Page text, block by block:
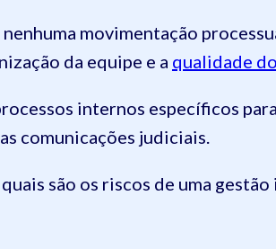
movimentação
da equipe e a qualidade
internos específicos
comunicações judiciais.
são os riscos de uma